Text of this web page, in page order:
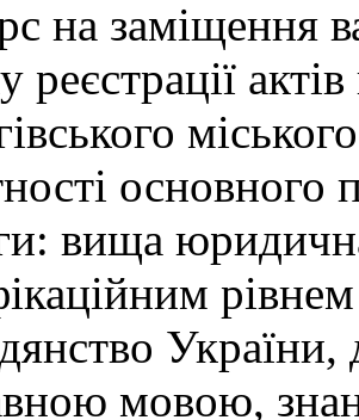
на заміщення
реєстрації
основного
вища юридична
України,
мовою,